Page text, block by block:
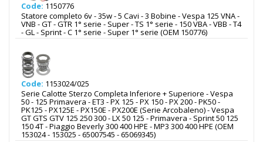
Code: 1150776
Statore completo 6v - 35w - 5 Cavi - 3 Bobine - Vespa 125 VNA -
VNB - GT - GTR 1° serie - Super - TS 1° serie - 150 VBA - VBB - T4
- GL - Sprint - C 1° serie - Super 1° serie (OEM 150776)
Code: 1153024/025
Serie Calotte Sterzo Completa Inferiore + Superiore - Vespa
50 - 125 Primavera - ET3 - PX 125 - PX 150 - PX 200 - PK50 -
PK125 - PX125E - PX150E - PX200E (Serie Arcobaleno) - Vespa
GT GTS GTV 125 250 300 - LX 50 125 - Primavera - Sprint 50 125
150 4T - Piaggio Beverly 300 400 HPE - MP3 300 400 HPE (OEM
153024 - 153025 - 65007545 - 65069345)